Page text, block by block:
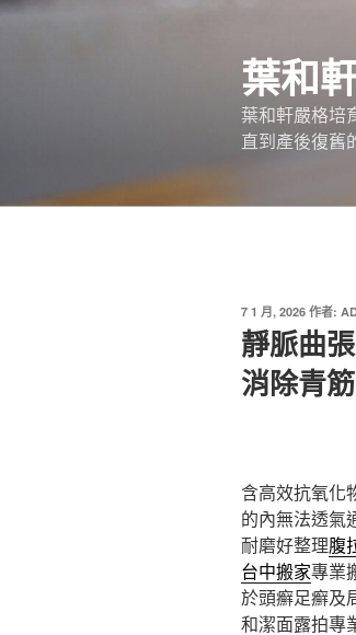
跳
葉和
葉和軒嚴格培
直到產後復舊
發
佈
於
7 1 月, 2026 作者:
靜脈曲
消除青筋
含高效抗氧化
的內無法透氣
耐磨好整理腹
台中搬家專業
於頭癬足癬及
和潔面露拍專